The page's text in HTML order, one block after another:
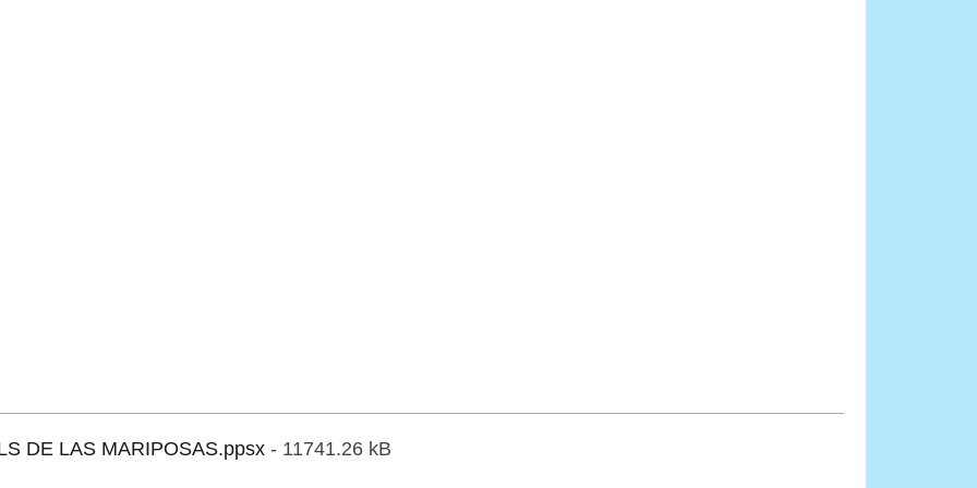
DE LAS MARIPOSAS.ppsx - 11741.26 kB